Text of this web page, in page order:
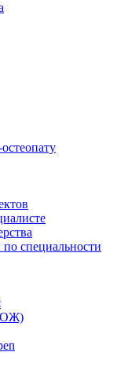
специальности